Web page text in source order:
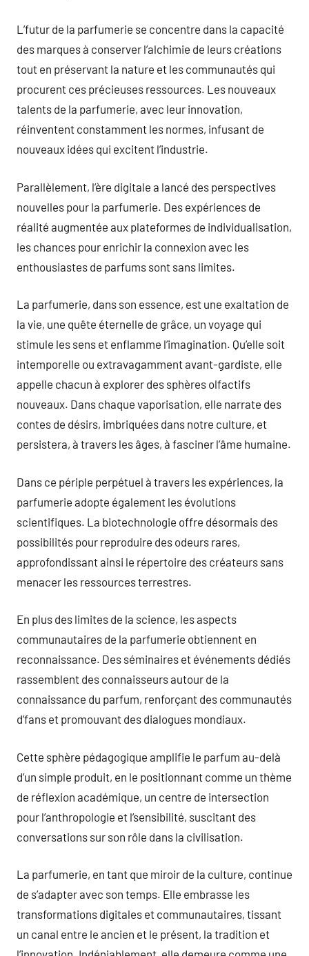
L’futur de la parfumerie se concentre dans la capacité
des marques à conserver l’alchimie de leurs créations
tout en préservant la nature et les communautés qui
procurent ces précieuses ressources. Les nouveaux
talents de la parfumerie, avec leur innovation,
réinventent constamment les normes, infusant de
nouveaux idées qui excitent l’industrie.
Parallèlement, l’ère digitale a lancé des perspectives
nouvelles pour la parfumerie. Des expériences de
réalité augmentée aux plateformes de individualisation,
les chances pour enrichir la connexion avec les
enthousiastes de parfums sont sans limites.
La parfumerie, dans son essence, est une exaltation de
la vie, une quête éternelle de grâce, un voyage qui
stimule les sens et enflamme l’imagination. Qu’elle soit
intemporelle ou extravagamment avant-gardiste, elle
appelle chacun à explorer des sphères olfactifs
nouveaux. Dans chaque vaporisation, elle narrate des
contes de désirs, imbriquées dans notre culture, et
persistera, à travers les âges, à fasciner l’âme humaine.
Dans ce périple perpétuel à travers les expériences, la
parfumerie adopte également les évolutions
scientifiques. La biotechnologie offre désormais des
possibilités pour reproduire des odeurs rares,
approfondissant ainsi le répertoire des créateurs sans
menacer les ressources terrestres.
En plus des limites de la science, les aspects
communautaires de la parfumerie obtiennent en
reconnaissance. Des séminaires et événements dédiés
rassemblent des connaisseurs autour de la
connaissance du parfum, renforçant des communautés
d’fans et promouvant des dialogues mondiaux.
Cette sphère pédagogique amplifie le parfum au-delà
d’un simple produit, en le positionnant comme un thème
de réflexion académique, un centre de intersection
pour l’anthropologie et l’sensibilité, suscitant des
conversations sur son rôle dans la civilisation.
La parfumerie, en tant que miroir de la culture, continue
de s’adapter avec son temps. Elle embrasse les
transformations digitales et communautaires, tissant
un canal entre le ancien et le présent, la tradition et